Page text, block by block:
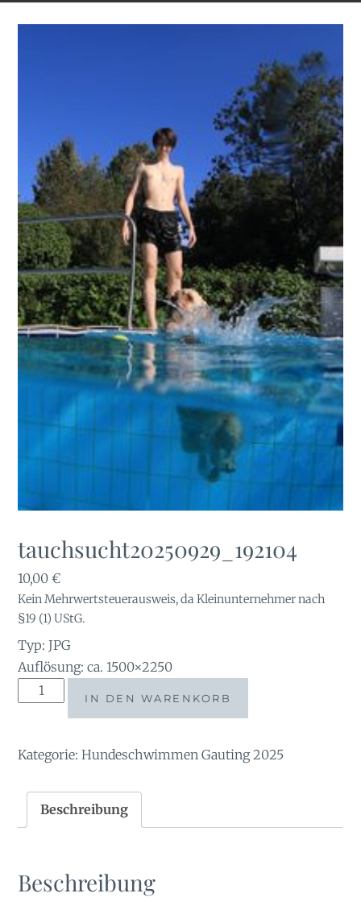
tauchsucht20250929_192104
10,00€
Kein Mehrwertsteuerausweis, da Kleinunternehmer nach
§19 (1) UStG.
Typ: JPG
Auflösung: ca. 1500×2250
tauchsucht20250929_192104
IN DEN WARENKORB
Kategorie:Hundeschwimmen Gauting 2025
Beschreibung
Beschreibung